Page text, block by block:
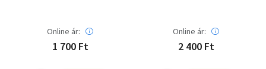
Online ár:
1 700 Ft
Online ár:
2 400 Ft